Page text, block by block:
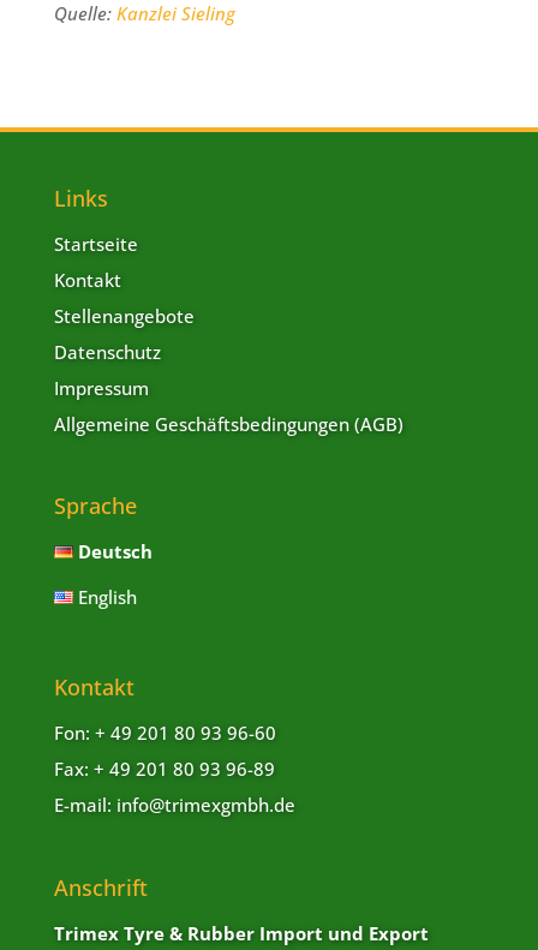
Quelle: Kanzlei Sieling
Links
Startseite
Kontakt
Stellenangebote
Datenschutz
Impressum
Allgemeine Geschäftsbedingungen (AGB)
Sprache
Deutsch
English
Kontakt
Fon: + 49 201 80 93 96-60
Fax: + 49 201 80 93 96-89
E-mail: info@trimexgmbh.de
Anschrift
Trimex Tyre & Rubber Import und Export